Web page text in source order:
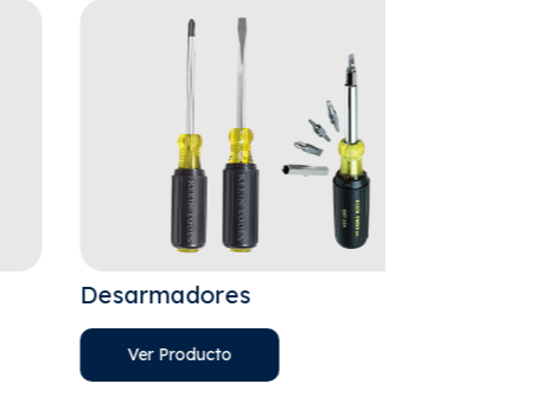
Desarmadores
Ver Producto